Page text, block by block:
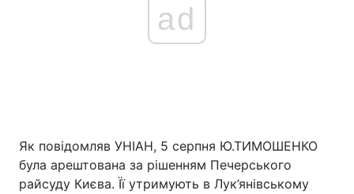
ad
Як повідомляв УНІАН, 5 серпня Ю.ТИМОШЕНКО
була арештована за рішенням Печерського
райсуду Києва. Її утримують в Лук’янівському